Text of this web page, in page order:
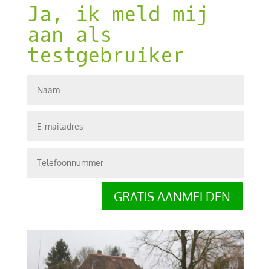
Ja, ik meld mij
aan als
testgebruiker
GRATIS AANMELDEN